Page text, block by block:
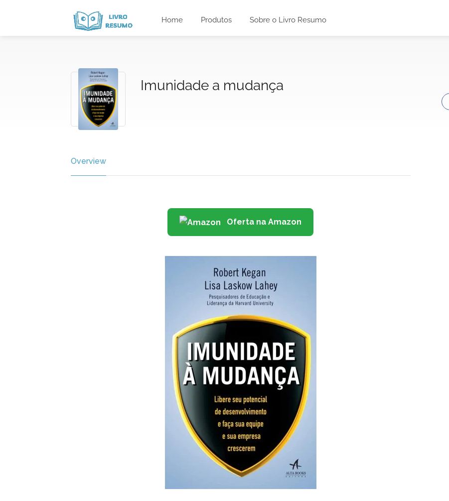
Home Produtos Sobre o Livro Resumo
Imunidade a mudança
Overview
Oferta na Amazon